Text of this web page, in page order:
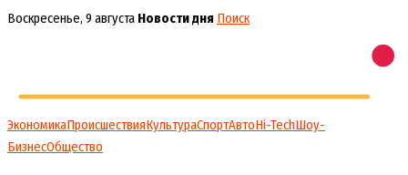
Перейти
Воскресенье, 9 августа Новости дня Поиск
ЭкономикаПроисшествияКультураСпортАвтоHi-TechШоу-
БизнесОбщество